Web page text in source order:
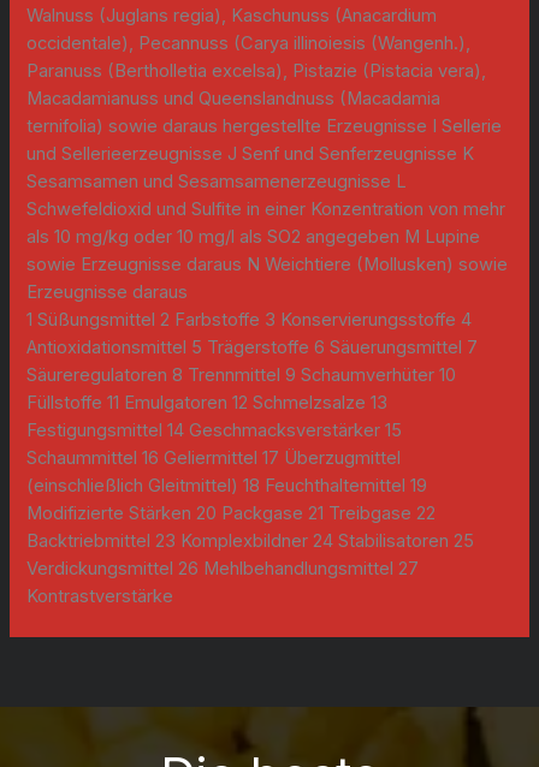
Walnuss (Juglans regia), Kaschunuss (Anacardium
occidentale), Pecannuss (Carya illinoiesis (Wangenh.),
Paranuss (Bertholletia excelsa), Pistazie (Pistacia vera),
Macadamianuss und Queenslandnuss (Macadamia
ternifolia) sowie daraus hergestellte Erzeugnisse I Sellerie
und Sellerieerzeugnisse J Senf und Senferzeugnisse K
Sesamsamen und Sesamsamenerzeugnisse L
Schwefeldioxid und Sulfite in einer Konzentration von mehr
als 10 mg/kg oder 10 mg/l als SO2 angegeben M Lupine
sowie Erzeugnisse daraus N Weichtiere (Mollusken) sowie
Erzeugnisse daraus
1 Süßungsmittel 2 Farbstoffe 3 Konservierungsstoffe 4
Antioxidationsmittel 5 Trägerstoffe 6 Säuerungsmittel 7
Säureregulatoren 8 Trennmittel 9 Schaumverhüter 10
Füllstoffe 11 Emulgatoren 12 Schmelzsalze 13
Festigungsmittel 14 Geschmacksverstärker 15
Schaummittel 16 Geliermittel 17 Überzugmittel
(einschließlich Gleitmittel) 18 Feuchthaltemittel 19
Modifizierte Stärken 20 Packgase 21 Treibgase 22
Backtriebmittel 23 Komplexbildner 24 Stabilisatoren 25
Verdickungsmittel 26 Mehlbehandlungsmittel 27
Kontrastverstärke